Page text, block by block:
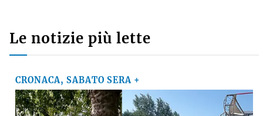
Le notizie più lette
CRONACA, SABATO SERA +